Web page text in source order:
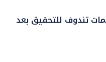
تندوف للتحقيق بعد